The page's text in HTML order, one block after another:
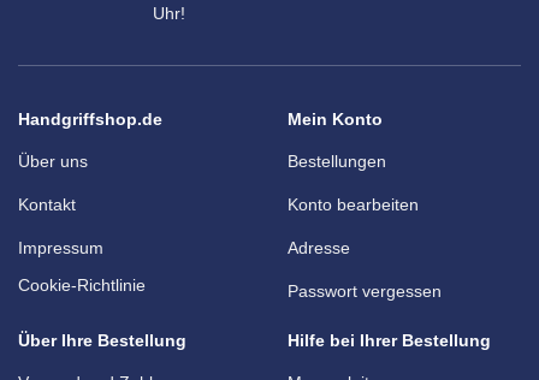
Uhr!
Handgriffshop.de
Über uns
Kontakt
Impressum
Cookie-Richtlinie
Mein Konto
Bestellungen
Konto bearbeiten
Adresse
Passwort vergessen
Über Ihre Bestellung Hilfe bei Ihrer Bestellung